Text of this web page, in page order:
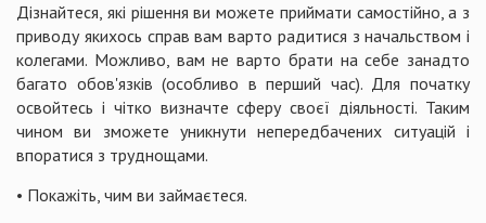
Дізнайтеся, які рішення ви можете приймати самостійно, а з
приводу якихось справ вам варто радитися з начальством і
колегами. Можливо, вам не варто брати на себе занадто
багато обов'язків (особливо в перший час). Для початку
освойтесь і чітко визначте сферу своєї діяльності. Таким
чином ви зможете уникнути непередбачених ситуацій і
впоратися з труднощами.
• Покажіть, чим ви займаєтеся.